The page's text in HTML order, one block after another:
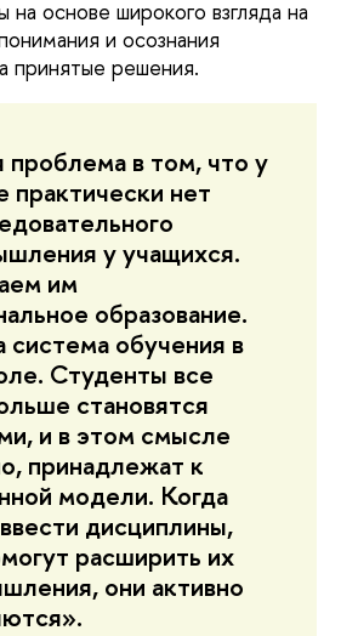
основе широкого взгляда на
и осознания
принятые решения.
проблема в том, что у
практически нет
у учащихся.
им
образование.
система обучения в
Студенты все
становятся
и в этом смысле
принадлежат к
модели. Когда
дисциплины,
расширить их
они активно